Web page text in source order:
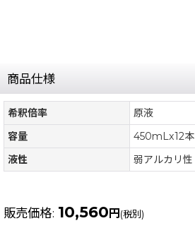
商品仕様
希釈倍率
原液
容量
450mLx12本
液性
弱アルカリ性
販売価格: 10,560 円 (税別)